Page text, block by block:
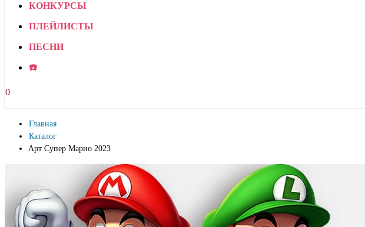
КОНКУРСЫ
ПЛЕЙЛИСТЫ
ПЕСНИ
☎️
0
Главная
Каталог
Арт Супер Марио 2023